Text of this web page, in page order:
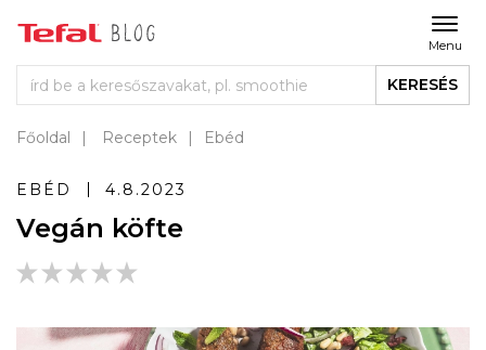
Menu
KERESÉS
Főoldal Receptek Ebéd
EBÉD 4.8.2023
Vegán köfte